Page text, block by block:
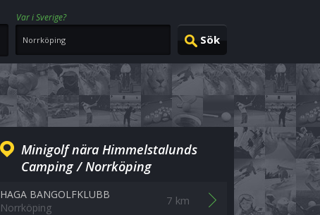
Var i Sverige?
Minigolf nära Himmelstalunds
Camping / Norrköping
HAGA BANGOLFKLUBB
Norrköping
7 km